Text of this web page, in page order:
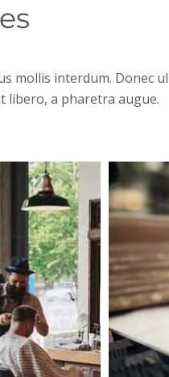
mollis interdum. Donec
libero, a pharetra augue.